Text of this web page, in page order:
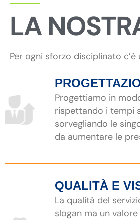
LA
Per ogni sforzo disciplinato
Progettiamo in
rispettando i tempi
sorvegliando le
da aumentare le
QUALITÀ E
La qualità del
slogan ma un